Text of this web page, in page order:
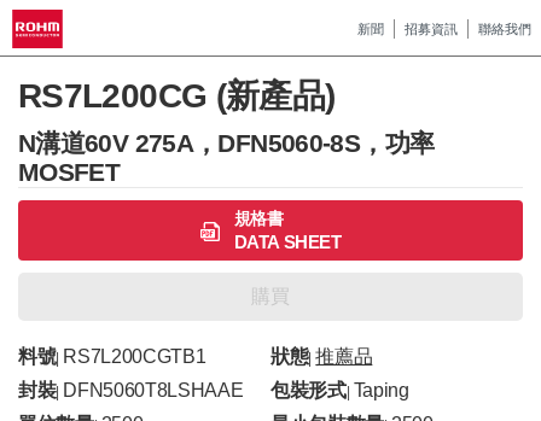
新聞 招募資訊 聯絡我們
RS7L200CG (新產品)
N溝道60V 275A，DFN5060-8S，功率
MOSFET
規格書
DATA SHEET
購買
料號| RS7L200CGTB1 狀態|推薦品
封裝| DFN5060T8LSHAAE 包裝形式| Taping